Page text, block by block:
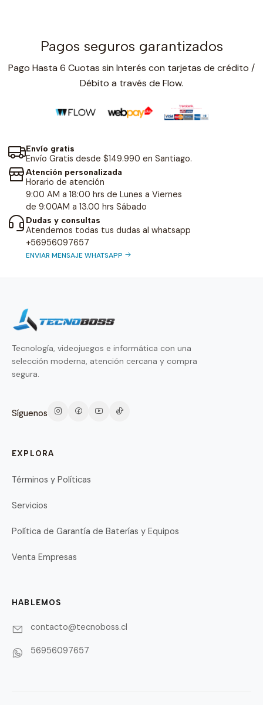
Pagos seguros garantizados
Pago Hasta 6 Cuotas sin Interés con tarjetas de crédito /
Débito a través de Flow.
Envío gratis
Envío Gratis desde $149.990 en Santiago.
Atención personalizada
Horario de atención
9:00 AM a 18:00 hrs de Lunes a Viernes
de 9:00AM a 13.00 hrs Sábado
Dudas y consultas
Atendemos todas tus dudas al whatsapp
+56956097657
ENVIAR MENSAJE WHATSAPP
Tecnología, videojuegos e informática con una
selección moderna, atención cercana y compra
segura.
Síguenos
EXPLORA
Términos y Políticas
Servicios
Política de Garantía de Baterías y Equipos
Venta Empresas
HABLEMOS
contacto@tecnoboss.cl
56956097657